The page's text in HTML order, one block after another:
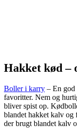
Hakket kød –
Boller i karry – En god
favoritter. Nem og
bliver spist op.
blandet hakket kalv
der brugt blandet kalv